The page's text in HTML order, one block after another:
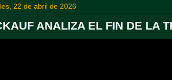
22 de abril de 2026
ANALIZA EL FIN DE LA